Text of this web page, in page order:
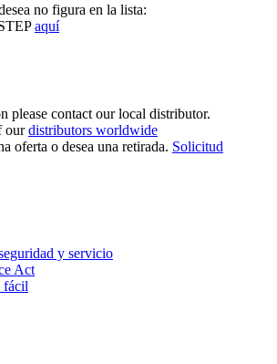
no figura en la lista:
aquí
please contact our local distributor.
ourdistributors worldwide
oferta o desea una retirada. Solicitud
y servicio
Act
fácil